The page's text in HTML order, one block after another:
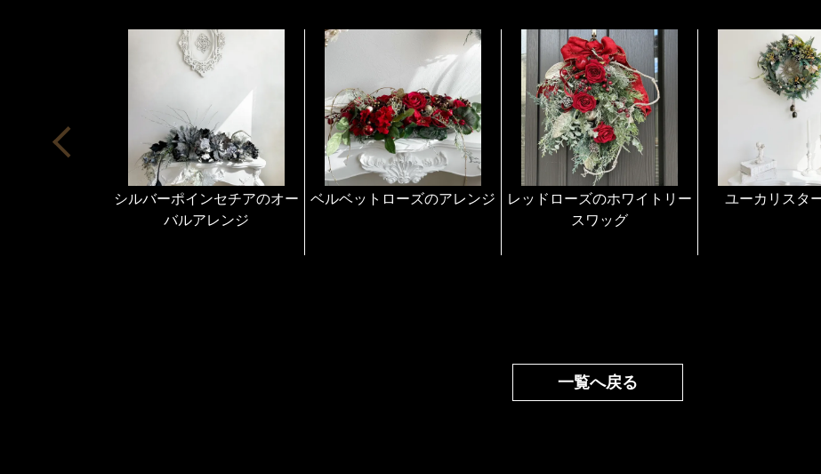
合もございます。紫外線、水分、雨、雪などご注意ください。このような場
合の返品交換などはお受けできません事をご承知ください。 また、ペットに
犬のダックスフンドとトイプードルを飼っています。
同じものはなく、全て1
また、お送りさせていた
リースはリース箱に美し
はそのままプレゼントに
に便利です。
また壁に掛けて頂ける作
ループをつけております
その他のアレンジ作品に
シルバーポインセチアのオー
バルアレンジ
ベルベットローズのアレンジ
レッドローズのホワイトリー
スワッグ
ユーカリスタ
一覧へ戻る